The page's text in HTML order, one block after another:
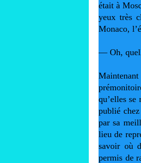
était à
yeux très
Monaco,
— Oh,
qu’elles se
publié
par sa
lieu de
savoir où
permis de